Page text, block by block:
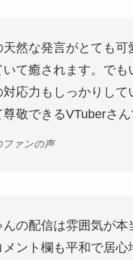
然な発言がとても可
いて癒されます。でも
応力もしっかりして
敬できるVTuberさん
ファンの声
の配信は雰囲気が本
メント欄も平和で居心